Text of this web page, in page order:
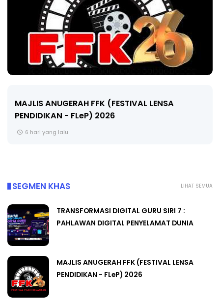
🔴 [LIVE] MATEMATIK SR, WANG TAHUN 6 OLEH
CIKGU ANITA #ALLINONE #141 #...
LIHAT SEMUA
SEGMEN KHAS
TRANSFORMASI DIGITAL GURU SIRI 7 :
PAHLAWAN DIGITAL PENYELAMAT DUNIA
MAJLIS ANUGERAH FFK (FESTIVAL LENSA
PENDIDIKAN - FLeP) 2026